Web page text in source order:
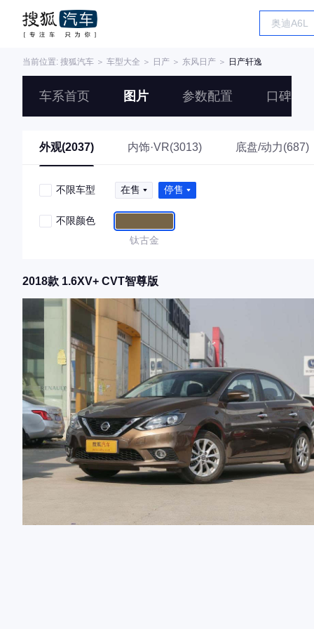
当前位置: 搜狐汽车 ＞ 车型大全 ＞ 日产 ＞ 东风日产 ＞ 日产轩逸
车系首页 图片 参数配置 口碑
外观(2037) 内饰·VR(3013) 底盘/动力(687)
不限车型 在售 停售
不限颜色
钛古金
2018款 1.6XV+ CVT智尊版